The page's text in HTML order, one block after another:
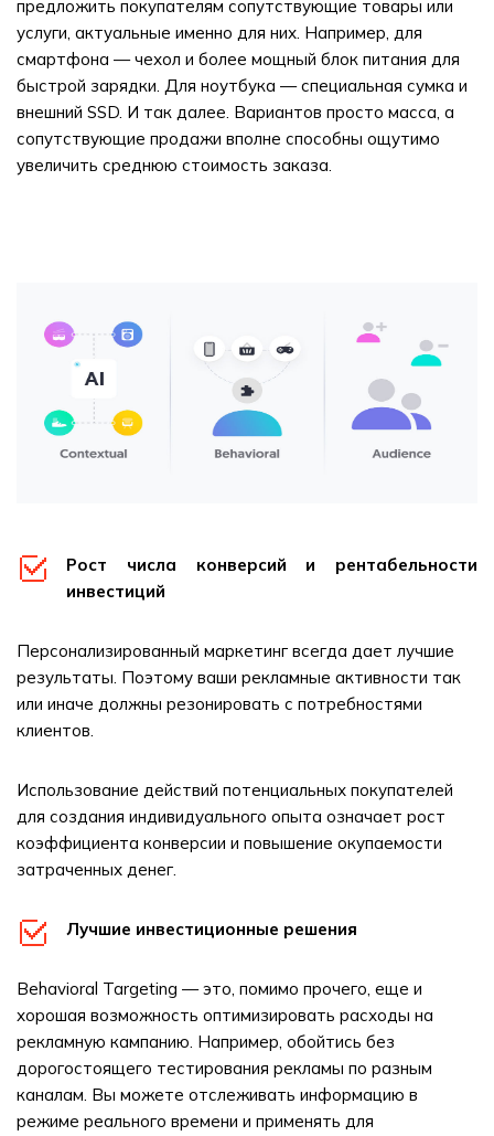
предложить покупателям сопутствующие товары или
услуги, актуальные именно для них. Например, для
смартфона — чехол и более мощный блок питания для
быстрой зарядки. Для ноутбука — специальная сумка и
внешний SSD. И так далее. Вариантов просто масса, а
сопутствующие продажи вполне способны ощутимо
увеличить среднюю стоимость заказа.
Рост числа конверсий и рентабельности
инвестиций
Персонализированный маркетинг всегда дает лучшие
результаты. Поэтому ваши рекламные активности так
или иначе должны резонировать с потребностями
клиентов.
Использование действий потенциальных покупателей
для создания индивидуального опыта означает рост
коэффициента конверсии и повышение окупаемости
затраченных денег.
Лучшие инвестиционные решения
Behavioral Targeting — это, помимо прочего, еще и
хорошая возможность оптимизировать расходы на
рекламную кампанию. Например, обойтись без
дорогостоящего тестирования рекламы по разным
каналам. Вы можете отслеживать информацию в
режиме реального времени и применять для